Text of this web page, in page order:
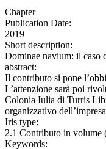
Chapter
Publication Date:
2019
Short description:
Dominae navium: il caso
abstract:
Il contributo si pone
L’attenzione sarà poi
Colonia Iulia di Turris
organizzativo
Iris type:
2.1 Contributo in volume
Keywords: